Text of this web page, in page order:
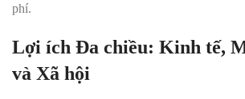
phí.
Lợi ích Đa chiều: Kinh tế,
và Xã hội